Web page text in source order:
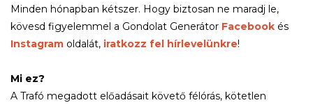
Minden hónapban kétszer. Hogy biztosan ne maradj le,
kövesd figyelemmel a Gondolat Generátor Facebook és
Instagram oldalát, iratkozz fel hírlevelünkre!
Mi ez?
A Trafó megadott előadásait követő félórás, kötetlen